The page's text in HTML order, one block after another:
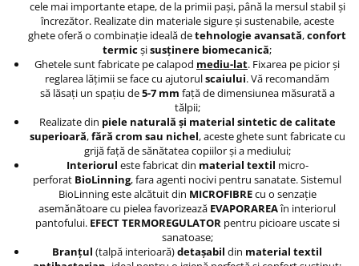
cele mai importante etape, de la primii pași, până la mersul stabil și
încrezător. Realizate din materiale sigure și sustenabile, aceste
ghete oferă o combinație ideală detehnologie avansată,confort
termicșisusținere biomecanică;
Ghetele sunt fabricate pe calapod mediu-lat. Fixarea pe picior şi
reglarea lăţimii se face cu ajutorulscaiului. Vă recomandăm
să lăsaţi un spaţiu de5-7 mm faţă de dimensiunea măsurată a
tălpii;
Realizate din piele naturală și material sintetic de calitate
superioară,fără crom sau nichel, aceste ghete sunt fabricate cu
grijă față de sănătatea copiilor și a mediului;
Interiorul este fabricat din material textil micro-
perforat BioLinning, fara agenti nocivi pentru sanatate. Sistemul
BioLinning este alcătuit din MICROFIBREcu o senzație
asemănătoare cu pielea favorizează EVAPORAREAîn interiorul
pantofului. EFECT TERMOREGULATOR pentru picioare uscate si
sanatoase;
Branţul (talpă interioară)detaşabil din material textil